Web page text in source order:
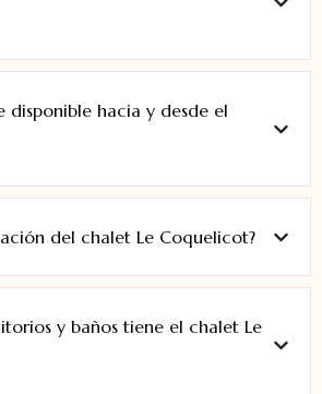
disponible hacia y desde el
del chalet Le Coquelicot?
y baños tiene el chalet Le